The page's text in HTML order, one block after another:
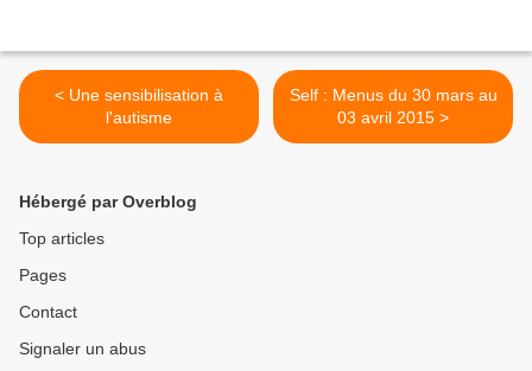
< Une sensibilisation à
l'autisme
Self : Menus du 30 mars au
03 avril 2015 >
Hébergé par Overblog
Top articles
Pages
Contact
Signaler un abus